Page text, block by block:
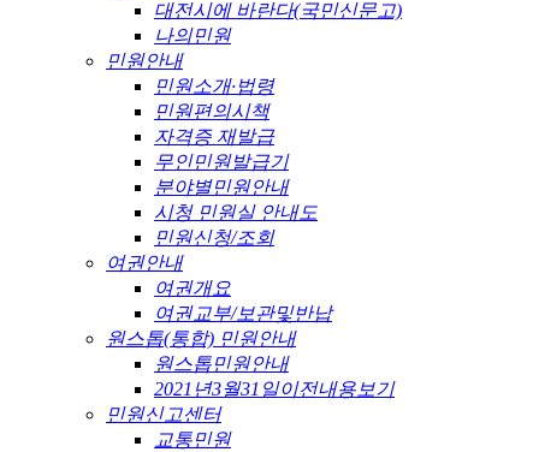
대전시에 바란다(국민신문고)
나의민원
민원안내
민원소개·법령
민원편의시책
자격증 재발급
무인민원발급기
분야별민원안내
시청 민원실 안내도
민원신청/조회
여권안내
여권개요
여권교부/보관및반납
원스톱(통합) 민원안내
원스톱민원안내
2021년3월31일이전내용보기
민원신고센터
교통민원